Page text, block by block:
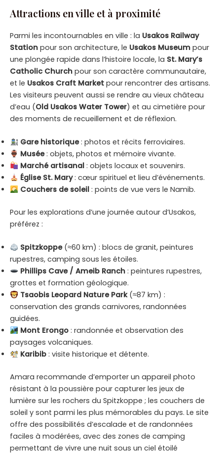
Attractions en ville et à proximité
Parmi les incontournables en ville : la Usakos Railway
Station pour son architecture, le Usakos Museum pour
une plongée rapide dans l’histoire locale, la St. Mary’s
Catholic Church pour son caractère communautaire,
et le Usakos Craft Market pour rencontrer des artisans.
Les visiteurs peuvent aussi se rendre au vieux château
d’eau (Old Usakos Water Tower) et au cimetière pour
des moments de recueillement et de réflexion.
Gare historique: photos et récits ferroviaires.
Musée: objets, photos et mémoire vivante.
Marché artisanal: objets locaux et souvenirs.
Église St. Mary: cœur spirituel et lieu d’événements.
Couchers de soleil: points de vue vers le Namib.
Pour les explorations d’une journée autour d’Usakos,
préférez :
Spitzkoppe(≈60 km) : blocs de granit, peintures
rupestres, camping sous les étoiles.
Phillips Cave / Ameib Ranch: peintures rupestres,
grottes et formation géologique.
Tsaobis Leopard Nature Park(≈87 km) :
conservation des grands carnivores, randonnées
guidées.
Mont Erongo: randonnée et observation des
paysages volcaniques.
Karibib: visite historique et détente.
Amara recommande d’emporter un appareil photo
résistant à la poussière pour capturer les jeux de
lumière sur les rochers du Spitzkoppe ; les couchers de
soleil y sont parmi les plus mémorables du pays. Le site
offre des possibilités d’escalade et de randonnées
faciles à modérées, avec des zones de camping
permettant de vivre une nuit sous un ciel étoilé